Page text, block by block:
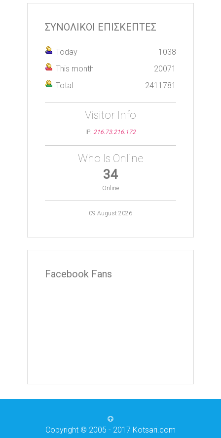
ΣΥΝΟΛΙΚΟΙ ΕΠΙΣΚΕΠΤΕΣ
Today
1038
This month
20071
Total
2411781
Visitor Info
IP: 216.73.216.172
Who Is Online
34
Online
09 August 2026
Facebook Fans
Copyright © 2005 - 2017 Kotsari.com